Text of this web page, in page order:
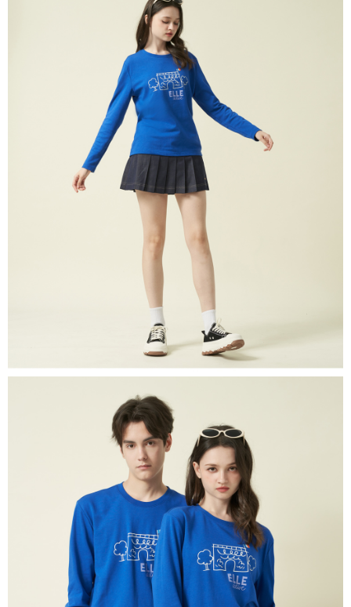
每筆NT$60，滿NT$1,500(含以上)免運費
每筆NT$60，滿NT$1,500(含以上)免運費
每筆NT$60，滿NT$1,500(含以上)免運費
每筆NT$90，滿NT$1,500(含以上)免運費
每筆NT$225，滿NT$1,500(含以上)免運費